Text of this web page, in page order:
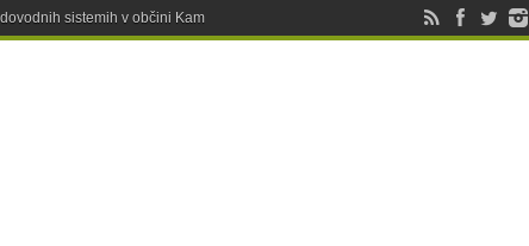
sistemih v občini Kamnik